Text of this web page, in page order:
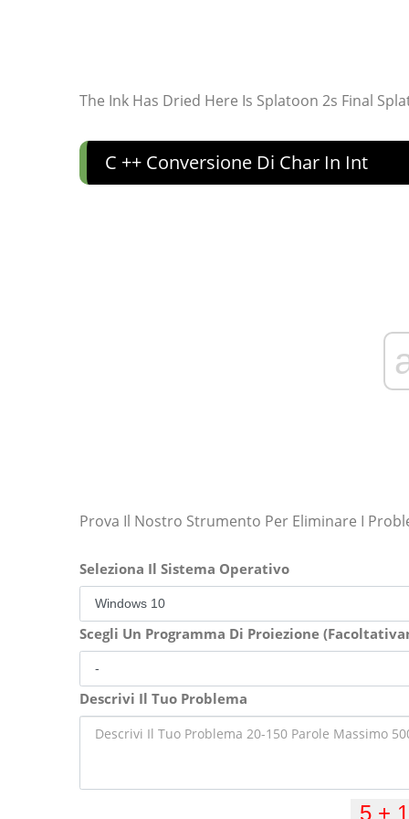
The Ink Has Dried Here Is Splatoon 2s Final
C ++ Conversione Di Char In Int
Prova Il Nostro Strumento Per Eliminare I
Seleziona Il Sistema Operativo
Scegli Un Programma Di Proiezione
Descrivi Il Tuo Problema